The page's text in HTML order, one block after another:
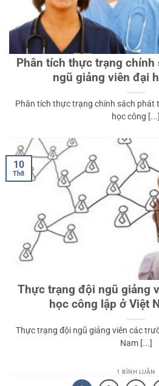
Phân tích thực trạng
ngũ giảng viên đại
Phân tích thực trạng chính sách phát
học công [...]
Thực trạng đội ngũ giảng
học công lập ở Việt
Thực trạng đội ngũ giảng viên các
Nam [...]
1 BÌNH LUẬN
10
Th8